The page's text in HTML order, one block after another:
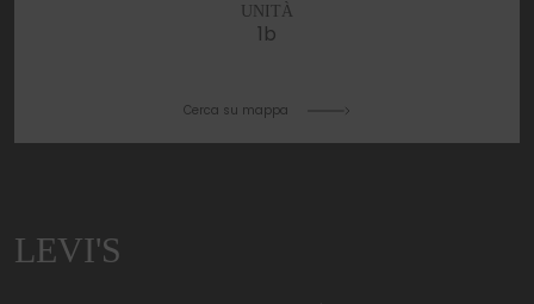
UNITÀ
1b
Cerca su mappa
LEVI'S